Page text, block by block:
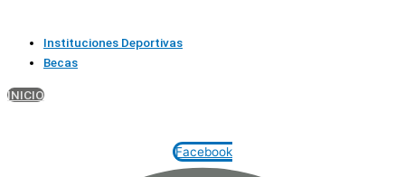
Instituciones Deportivas
Becas
INICIO
Facebook